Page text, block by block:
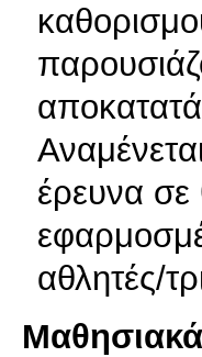
έρευνα
αθλητές/